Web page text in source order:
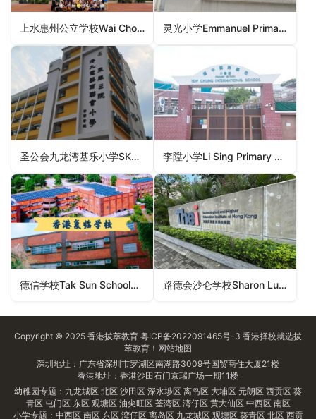
上水惠州公立学校Wai Chow Public School (Sheung Shui)（北区小学） 灵光小学Emmanuel Primary School（荃湾区小学）
圣公会九龙湾基乐小学SKH Kowloon Bay Kei Lok Primary School（观塘区小学） 李陞小学Li Sing Primary School（中西区小学）
德信学校Tak Sun School（油尖旺区小学） 路德会沙仑学校Sharon Lutheran School（油尖旺区小学）
Copyright © 2025 香港拔萃教育 粤ICP备2022091465号-3 香港择校就选拔
萃教育！ 网站地图
深圳地址：广东省深圳市罗湖区南湖路3009号国贸商住大厦21楼
香港地址：香港沙田石门京瑞广场一期11楼
幼稚园专题： 九龙城区 北区 沙田区 深水埗区 离岛区 大埔区 元朗区 西贡区 葵
青区 屯门区 东区 观塘区 油尖旺区 荃湾区 湾仔区 黄大仙区 中西区 南区
小学专题： 中西区 南区 东区 湾仔区 离岛区 九龙城区 观塘区 葵青区 北区 西贡